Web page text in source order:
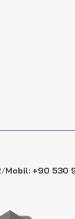
/Mobil: +90 530